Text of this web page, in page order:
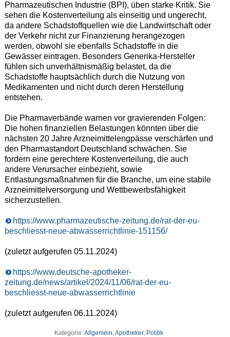
Pharmazeutischen Industrie (BPI), üben starke Kritik. Sie
sehen die Kostenverteilung als einseitig und ungerecht,
da andere Schadstoffquellen wie die Landwirtschaft oder
der Verkehr nicht zur Finanzierung herangezogen
werden, obwohl sie ebenfalls Schadstoffe in die
Gewässer eintragen. Besonders Generika-Hersteller
fühlen sich unverhältnismäßig belastet, da die
Schadstoffe hauptsächlich durch die Nutzung von
Medikamenten und nicht durch deren Herstellung
entstehen.
Die Pharmaverbände warnen vor gravierenden Folgen:
Die hohen finanziellen Belastungen könnten über die
nächsten 20 Jahre Arzneimittelengpässe verschärfen und
den Pharmastandort Deutschland schwächen. Sie
fordern eine gerechtere Kostenverteilung, die auch
andere Verursacher einbezieht, sowie
Entlastungsmaßnahmen für die Branche, um eine stabile
Arzneimittelversorgung und Wettbewerbsfähigkeit
sicherzustellen.
https://www.pharmazeutische-zeitung.de/rat-der-eu-
beschliesst-neue-abwasserrichtlinie-151156/
(zuletzt aufgerufen 05.11.2024)
https://www.deutsche-apotheker-
zeitung.de/news/artikel/2024/11/06/rat-der-eu-
beschliesst-neue-abwasserrichtlinie
(zuletzt aufgerufen 06.11.2024)
Kategorie:Allgemein,Apotheker, Politik